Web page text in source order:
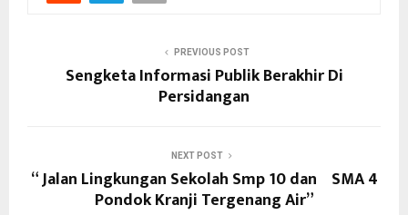
PREVIOUS POST
Sengketa Informasi Publik Berakhir Di
Persidangan
NEXT POST
“ Jalan Lingkungan Sekolah Smp 10 dan SMA 4
Pondok Kranji Tergenang Air”